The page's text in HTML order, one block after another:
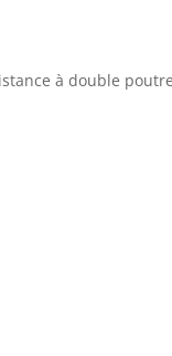
à double